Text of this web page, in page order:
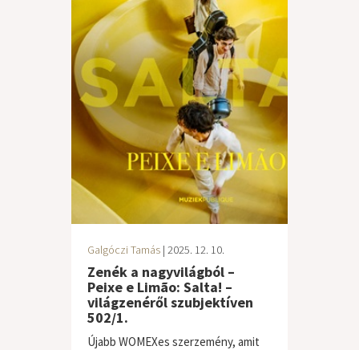
Galgóczi Tamás | 2025. 12. 10.
Zenék a nagyvilágból –
Peixe e Limão: Salta! –
világzenéről szubjektíven
502/1.
Újabb WOMEXes szerzemény, amit